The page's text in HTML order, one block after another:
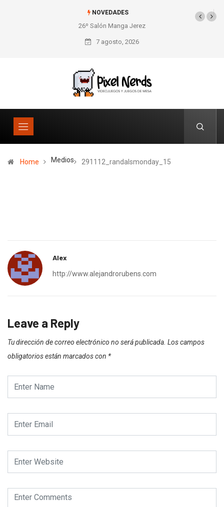
NOVEDADES
26º Salón Manga Jerez
7 agosto, 2026
Home Medios 291112_randalsmonday_15
Alex
http://www.alejandrorubens.com
Leave a Reply
Tu dirección de correo electrónico no será publicada. Los campos
obligatorios están marcados con *